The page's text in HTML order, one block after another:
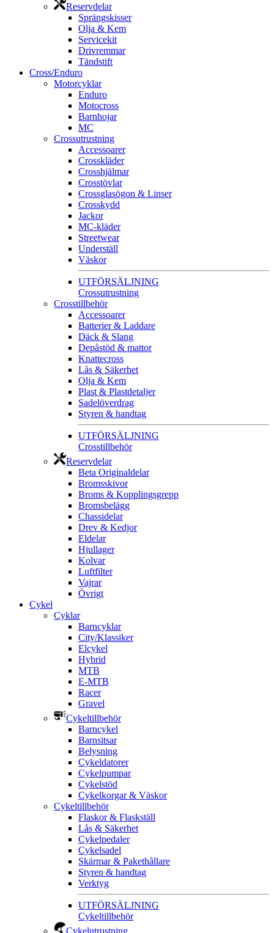
Reservdelar
Sprängskisser
Olja & Kem
Servicekit
Drivremmar
Tändstift
Cross/Enduro
Motorcyklar
Enduro
Motocross
Barnhojar
MC
Crossutrustning
Accessoarer
Crosskläder
Crosshjälmar
Crosstövlar
Crossglasögon & Linser
Crosskydd
Jackor
MC-kläder
Streetwear
Underställ
Väskor
UTFÖRSÄLJNING
Crossutrustning
Crosstillbehör
Accessoarer
Batterier & Laddare
Däck & Slang
Depåstöd & mattor
Knattecross
Lås & Säkerhet
Olja & Kem
Plast & Plastdetaljer
Sadelöverdrag
Styren & handtag
UTFÖRSÄLJNING
Crosstillbehör
Reservdelar
Beta Originaldelar
Bromsskivor
Broms & Kopplingsgrepp
Bromsbelägg
Chassidelar
Drev & Kedjor
Eldelar
Hjullager
Kolvar
Luftfilter
Vajrar
Övrigt
Cykel
Cyklar
Barncyklar
City/Klassiker
Elcykel
Hybrid
MTB
E-MTB
Racer
Gravel
Cykeltillbehör
Barncykel
Barnsitsar
Belysning
Cykeldatorer
Cykelpumpar
Cykelstöd
Cykelkorgar & Väskor
Cykeltillbehör
Flaskor & Flaskställ
Lås & Säkerhet
Cykelpedaler
Cykelsadel
Skärmar & Pakethållare
Styren & handtag
Verktyg
UTFÖRSÄLJNING
Cykeltillbehör
Cykelutrustning